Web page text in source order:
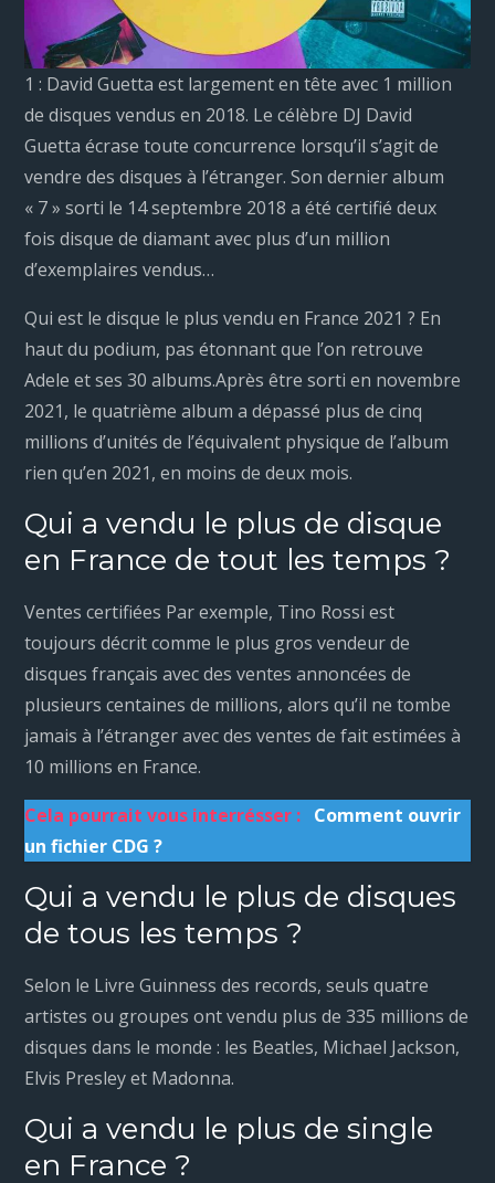
1 : David Guetta est largement en tête avec 1 million
de disques vendus en 2018. Le célèbre DJ David
Guetta écrase toute concurrence lorsqu’il s’agit de
vendre des disques à l’étranger. Son dernier album
« 7 » sorti le 14 septembre 2018 a été certifié deux
fois disque de diamant avec plus d’un million
d’exemplaires vendus…
Qui est le disque le plus vendu en France 2021 ? En
haut du podium, pas étonnant que l’on retrouve
Adele et ses 30 albums.Après être sorti en novembre
2021, le quatrième album a dépassé plus de cinq
millions d’unités de l’équivalent physique de l’album
rien qu’en 2021, en moins de deux mois.
Qui a vendu le plus de disque
en France de tout les temps ?
Ventes certifiées Par exemple, Tino Rossi est
toujours décrit comme le plus gros vendeur de
disques français avec des ventes annoncées de
plusieurs centaines de millions, alors qu’il ne tombe
jamais à l’étranger avec des ventes de fait estimées à
10 millions en France.
Cela pourrait vous interrésser : Comment ouvrir
un fichier CDG ?
Qui a vendu le plus de disques
de tous les temps ?
Selon le Livre Guinness des records, seuls quatre
artistes ou groupes ont vendu plus de 335 millions de
disques dans le monde : les Beatles, Michael Jackson,
Elvis Presley et Madonna.
Qui a vendu le plus de single
en France ?